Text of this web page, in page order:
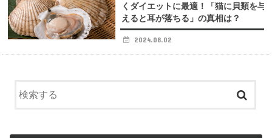
くダイエットに最適！「猫に貝類を与
えると耳が落ちる」の真相は？
2024.08.02